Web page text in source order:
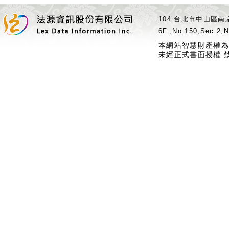
104 台北市中山區
本網站智慧財產權
未經正式書面授權